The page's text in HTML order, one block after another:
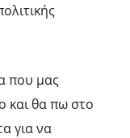
που μας
και θα πω στο
για να